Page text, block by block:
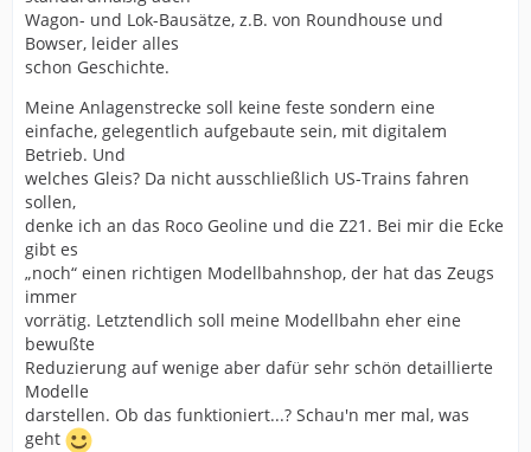
Wagon- und Lok-Bausätze, z.B. von Roundhouse und
Bowser, leider alles
schon Geschichte.
Meine Anlagenstrecke soll keine feste sondern eine
einfache, gelegentlich aufgebaute sein, mit digitalem
Betrieb. Und
welches Gleis? Da nicht ausschließlich US-Trains fahren
sollen,
denke ich an das Roco Geoline und die Z21. Bei mir die Ecke
gibt es
„noch“ einen richtigen Modellbahnshop, der hat das Zeugs
immer
vorrätig. Letztendlich soll meine Modellbahn eher eine
bewußte
Reduzierung auf wenige aber dafür sehr schön detaillierte
Modelle
darstellen. Ob das funktioniert...? Schau'n mer mal, was
geht